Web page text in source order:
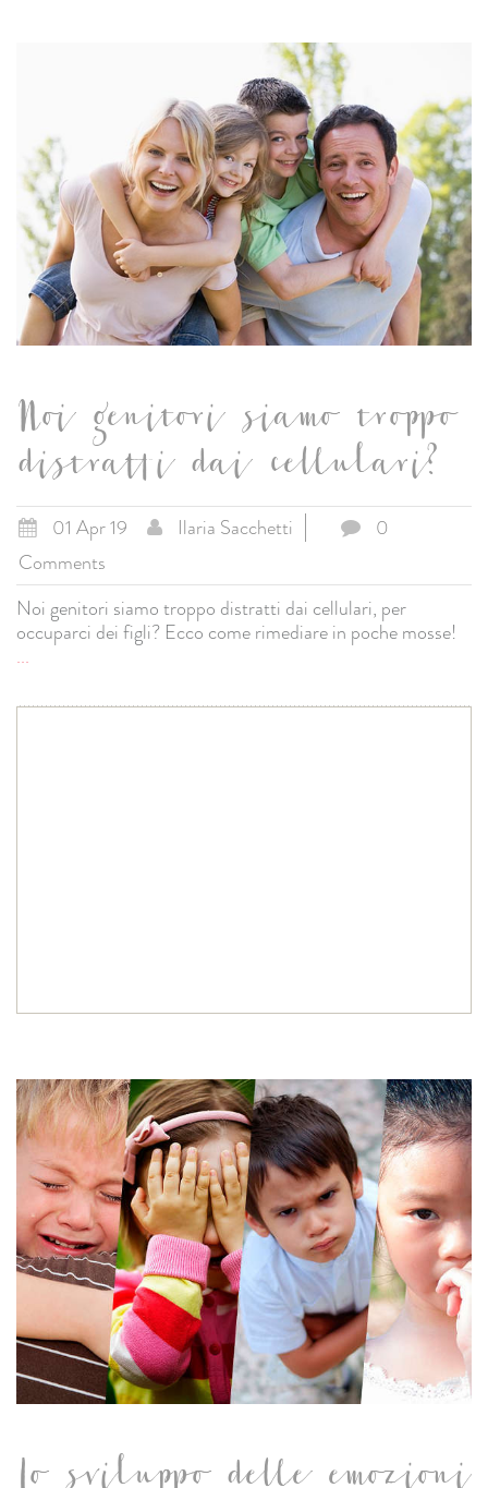
Noi genitori siamo troppo
distratti dai cellulari?
01 Apr 19 Ilaria Sacchetti
0
Comments
Noi genitori siamo troppo distratti dai cellulari, per
occuparci dei figli? Ecco come rimediare in poche mosse!
...
Lo sviluppo delle emozioni